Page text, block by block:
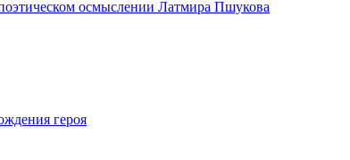
осмыслении Латмира Пшукова
героя